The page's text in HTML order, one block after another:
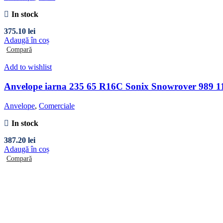
In stock
375.10 lei
Adaugă în coș
Compară
Add to wishlist
Anvelope iarna 235 65 R16C Sonix Snowrover 989
Anvelope, Comerciale
In stock
387.20 lei
Adaugă în coș
Compară